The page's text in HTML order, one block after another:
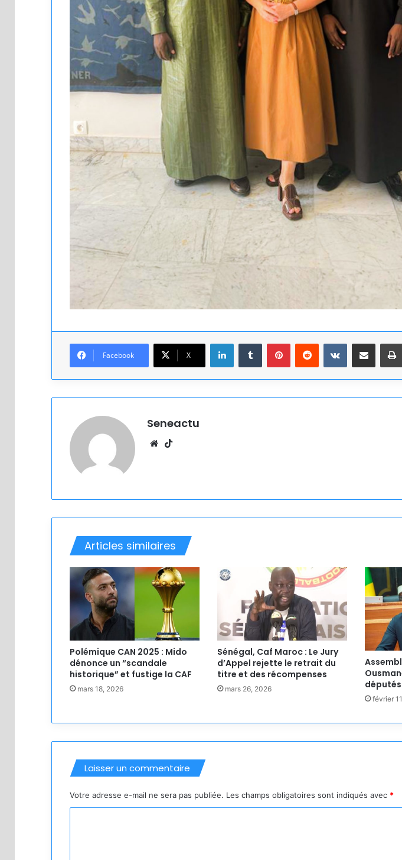
Facebook X
LinkedinTumblr PinterestReddit VKontaktePartager par email
Seneactu
Website
Articles similaires
Polémique CAN 2025 : Mido
dénonce un “scandale
historique” et fustige la CAF
mars 18, 2026
Sénégal, Caf Maroc : Le Jury
d’Appel rejette le retrait du
titre et des récompenses
mars 26, 2026
février
Laisser un commentaire
Votre adresse e-mail ne sera pas publiée. Les champs obligatoires sont indiqués avec *